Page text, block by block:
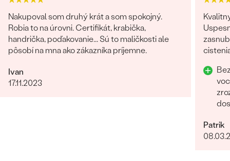
Nakupoval som druhý krát a som spokojný.
Robia to na úrovni. Certifikát, krabička,
handrička, poďakovanie... Sú to maličkosti ale
pôsobí na mna ako zákazníka príjemne.
Ivan
17.11.2023
Patrik